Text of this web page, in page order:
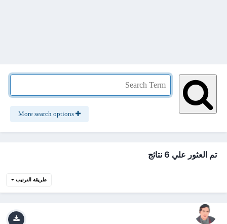
تم العثور علي 6 نتائج
طريقة الترتيب